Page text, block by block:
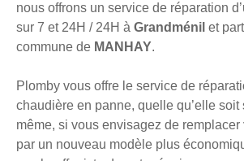
nous offrons un service de réparation
sur 7 et 24H / 24H à Grandménil et
commune de MANHAY.
Plomby vous offre le service de
chaudière en panne, quelle qu’elle soit
même, si vous envisagez de
par un nouveau modèle plus